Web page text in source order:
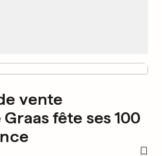
vente
fête ses 100